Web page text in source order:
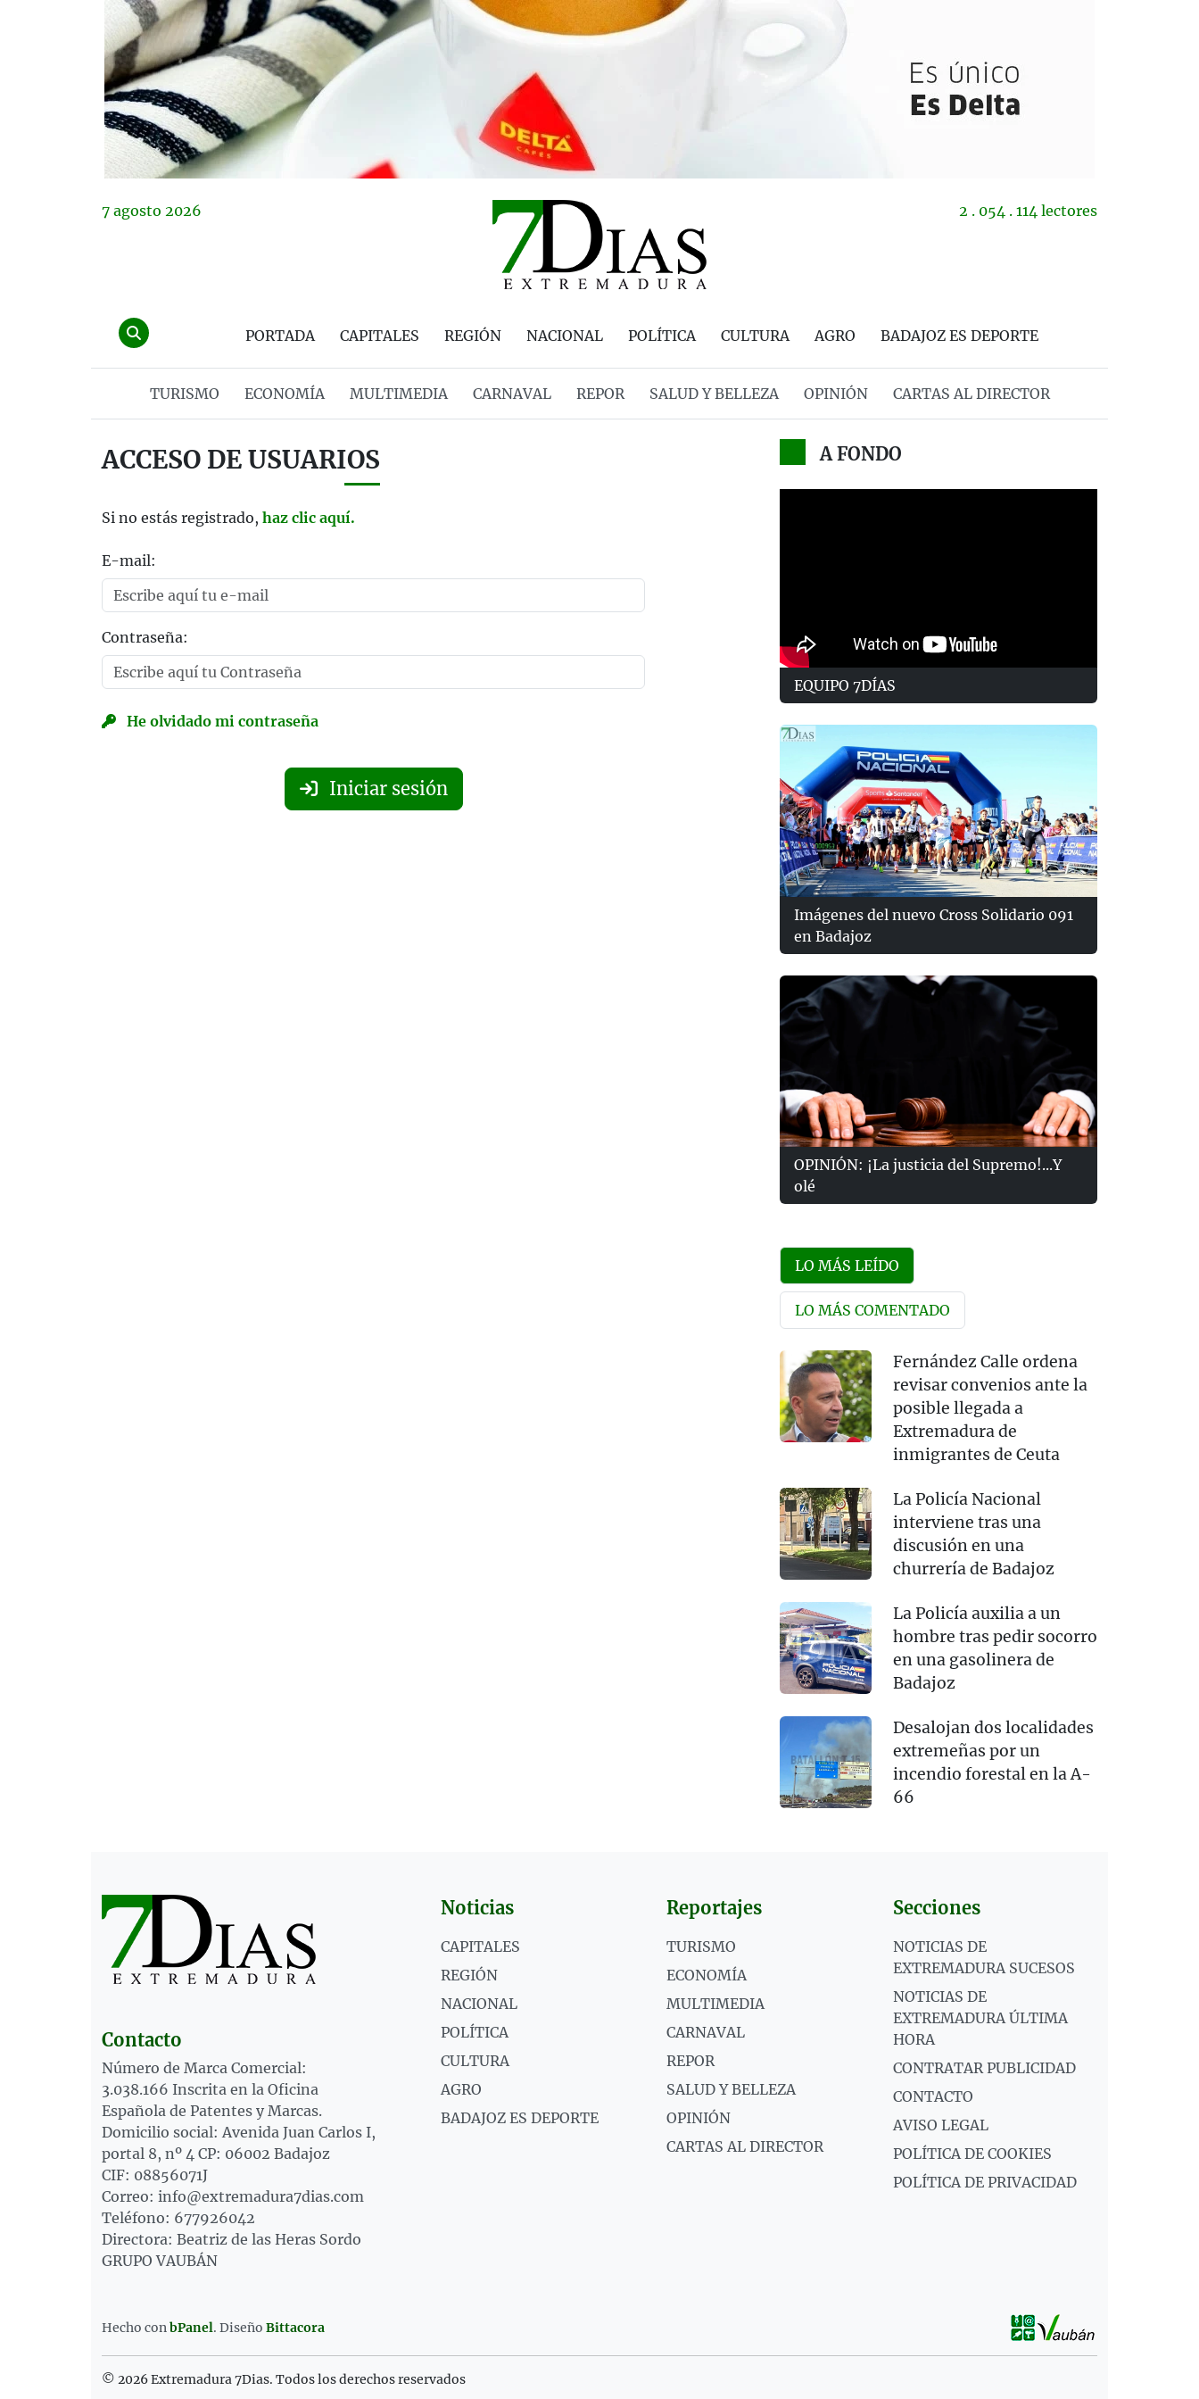
7 agosto 2026 2 . 054 . 114 lectores
PORTADA CAPITALES REGIÓN NACIONAL POLÍTICA CULTURA AGRO BADAJOZ ES DEPORTE
TURISMO ECONOMÍA MULTIMEDIA CARNAVAL REPOR SALUD Y BELLEZA OPINIÓN CARTAS AL DIRECTOR
ACCESO DE USUARIOS
Si no estás registrado, haz clic aquí.
E-mail:
Contraseña:
He olvidado mi contraseña
Iniciar sesión
A FONDO
EQUIPO 7DÍAS
Imágenes del nuevo Cross Solidario 091
en Badajoz
OPINIÓN: ¡La justicia del Supremo!...Y
olé
LO MÁS LEÍDO
LO MÁS COMENTADO
Fernández Calle ordena
revisar convenios ante la
posible llegada a
Extremadura de
inmigrantes de Ceuta
La Policía Nacional
interviene tras una
discusión en una
churrería de Badajoz
La Policía auxilia a un
hombre tras pedir socorro
en una gasolinera de
Badajoz
Desalojan dos localidades
extremeñas por un
incendio forestal en la A-
66
Contacto
Número de Marca Comercial:
3.038.166 Inscrita en la Oficina
Española de Patentes y Marcas.
Domicilio social: Avenida Juan Carlos I,
portal 8, nº 4 CP: 06002 Badajoz
CIF: 08856071J
Correo: info@extremadura7dias.com
Teléfono: 677926042
Directora: Beatriz de las Heras Sordo
GRUPO VAUBÁN
Noticias
CAPITALES
REGIÓN
NACIONAL
POLÍTICA
CULTURA
AGRO
BADAJOZ ES DEPORTE
Reportajes
TURISMO
ECONOMÍA
MULTIMEDIA
CARNAVAL
REPOR
SALUD Y BELLEZA
OPINIÓN
CARTAS AL DIRECTOR
Secciones
NOTICIAS DE
EXTREMADURA SUCESOS
NOTICIAS DE
EXTREMADURA ÚLTIMA
HORA
CONTRATAR PUBLICIDAD
CONTACTO
AVISO LEGAL
POLÍTICA DE COOKIES
POLÍTICA DE PRIVACIDAD
Hecho con bPanel. Diseño Bittacora
© 2026 Extremadura 7Dias. Todos los derechos reservados